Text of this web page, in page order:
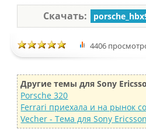
Скачать:
4406
Другие темы для Sony
Porsche 320
Ferrari приехала и на рынок
Vecher - Тема для Sony